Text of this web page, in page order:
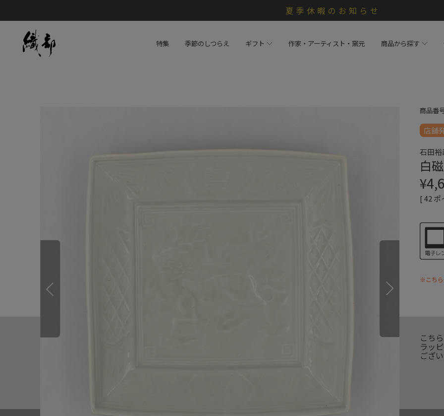
夏季休暇のお知らせ
特集 季節のしつらえ ギフト 作家・アーティスト・窯元 商品から探す
商品番
店舗
石田裕
白
¥
[42 ポ
※こちら
こち
ラッ
ござ